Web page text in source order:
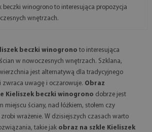
beczki winogrono to interesująca propozycja
wnętrzach.
beczki winogrono to interesująca
w nowoczesnych wnętrzach. Szklana,
jest alternatywą dla tradycyjnego
zwraca uwagę i oczarowuje. Obraz
Kieliszek beczki winogrono dobrze jest
miejscu ściany, nad łóżkiem, stołem czy
zrobi wrażenie. W dzisiejszych czasach warto
takie jak obraz na szkle Kieliszek